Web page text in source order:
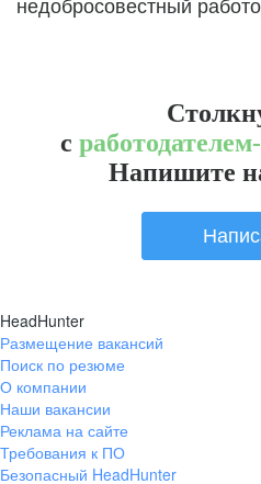
недобросовестный
с
Напишите
HeadHunter
Размещение вакансий
Поиск по резюме
О компании
Наши вакансии
Реклама на сайте
Требования к ПО
Безопасный HeadHunter